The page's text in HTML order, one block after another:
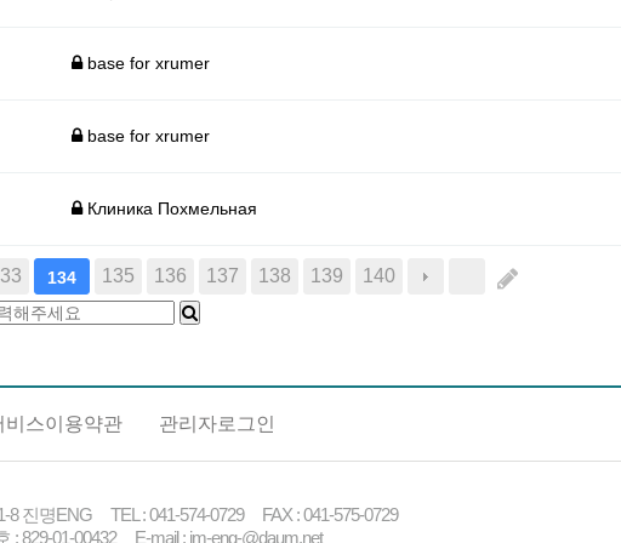
base for xrumer
base for xrumer
Клиника Похмельная
134 135 136 137 138 139 140
비스이용약관 관리자로그인
8 진명ENG TEL : 041-574-0729 FAX : 041-575-0729
829-01-00432 E-mail : jm-eng-@daum.net